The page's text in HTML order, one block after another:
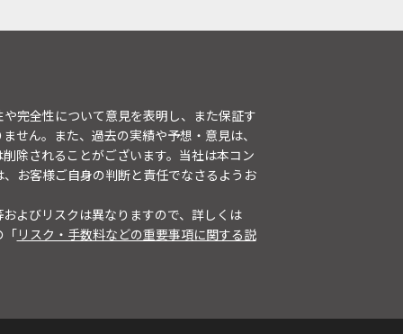
完全性について意見を表明し、また保証す
せん。また、過去の実績や予想・意見は、
除されることがございます。当社は本コン
お客様ご自身の判断と責任でなさるようお
よびリスクは異なりますので、詳しくは
「リスク・手数料などの重要事項に関する説